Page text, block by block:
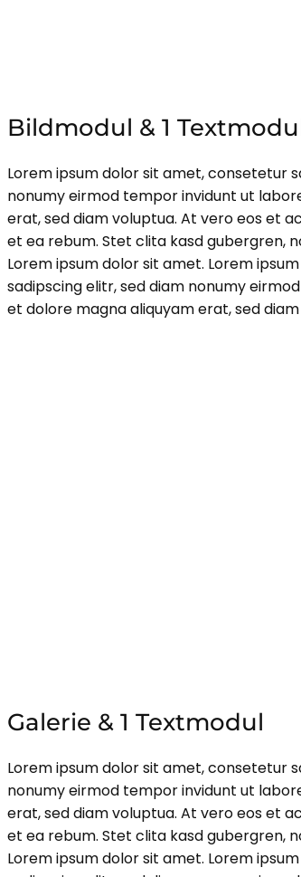
Bildmodul & 1
Lorem ipsum dolor sit amet, consetetur
nonumy eirmod tempor invidunt ut
erat, sed diam voluptua. At vero eos et
et ea rebum. Stet clita kasd gubergren,
Lorem ipsum dolor sit amet. Lorem
sadipscing elitr, sed diam nonumy
et dolore magna aliquyam erat, sed
Galerie & 1 Textmodul
Lorem ipsum dolor sit amet, consetetur
nonumy eirmod tempor invidunt ut
erat, sed diam voluptua. At vero eos et
et ea rebum. Stet clita kasd gubergren,
Lorem ipsum dolor sit amet. Lorem